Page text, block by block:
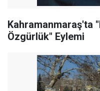
Kahramanmaraş'ta
Özgürlük" Eylemi